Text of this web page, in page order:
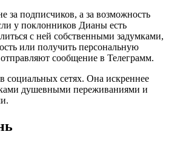
за подписчиков, а за возможность
у поклонников Дианы есть
с ней собственными задумками,
или получить персональную
сообщение в Телеграмм.
социальных сетях. Она искреннее
душевными переживаниями и